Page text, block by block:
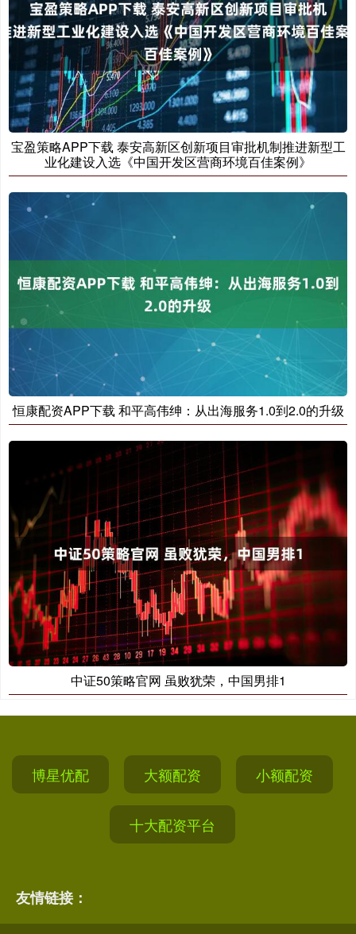
宝盈策略APP下载 泰安高新区创新项目审批机制推进新型工
业化建设入选《中国开发区营商环境百佳案例》
恒康配资APP下载 和平高伟绅：从出海服务1.0到2.0的升级
中证50策略官网 虽败犹荣，中国男排1
博星优配 大额配资 小额配资
十大配资平台
友情链接：